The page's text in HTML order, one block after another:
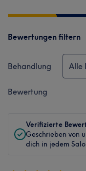
Bewertungen filtern
Behandlung Alle
Bewertung
Verifizierte
Geschrieben von
dich in jedem